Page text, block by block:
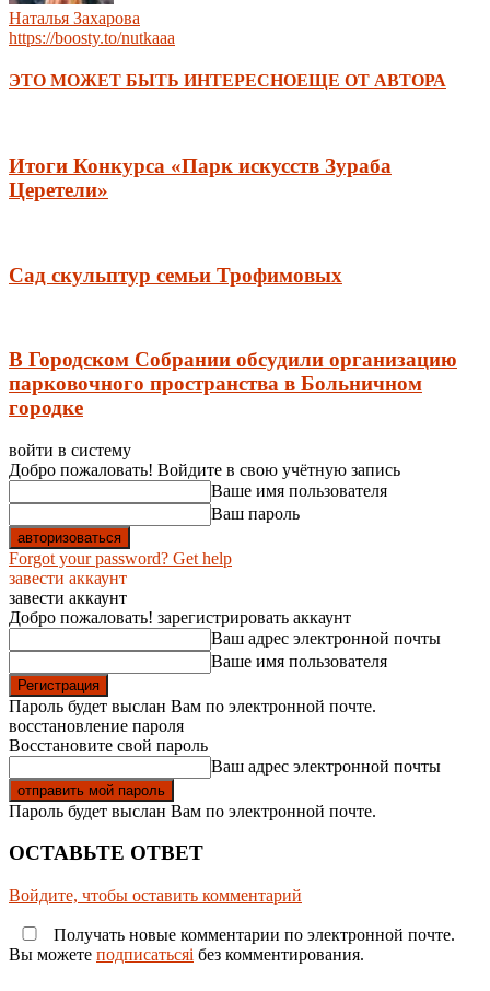
Наталья Захарова
https://boosty.to/nutkaaa
ЭТО МОЖЕТ БЫТЬ ИНТЕРЕСНОЕЩЕ ОТ АВТОРА
Итоги Конкурса «Парк искусств Зураба
Церетели»
Сад скульптур семьи Трофимовых
В Городском Собрании обсудили организацию
парковочного пространства в Больничном
городке
войти в систему
Добро пожаловать! Войдите в свою учётную запись
Ваше имя пользователя
Ваш пароль
Forgot your password? Get help
завести аккаунт
завести аккаунт
Добро пожаловать! зарегистрировать аккаунт
Ваш адрес электронной почты
Ваше имя пользователя
Пароль будет выслан Вам по электронной почте.
восстановление пароля
Восстановите свой пароль
Ваш адрес электронной почты
Пароль будет выслан Вам по электронной почте.
ОСТАВЬТЕ ОТВЕТ
Войдите, чтобы оставить комментарий
Получать новые комментарии по электронной почте.
Вы можете подписатьсяi без комментирования.